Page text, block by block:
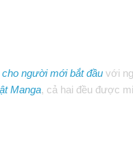
người mới bắt đầu với
Manga, cả hai đều được